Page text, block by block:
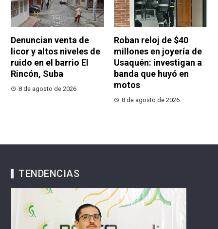
Denuncian venta de
licor y altos niveles de
ruido en el barrio El
Rincón, Suba
8 de agosto de 2026
Roban reloj de $40
millones en joyería de
Usaquén: investigan a
banda que huyó en
motos
8 de agosto de 2026
TENDENCIAS